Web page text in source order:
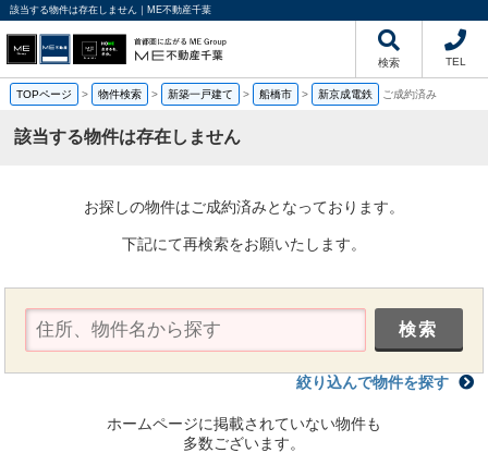
該当する物件は存在しません｜ME不動産千葉
検索 TEL
TOPページ > 物件検索 > 新築一戸建て > 船橋市 > 新京成電鉄 ご成約済み
該当する物件は存在しません
お探しの物件はご成約済みとなっております。
下記にて再検索をお願いたします。
絞り込んで物件を探す
ホームページに掲載されていない物件も
多数ございます。